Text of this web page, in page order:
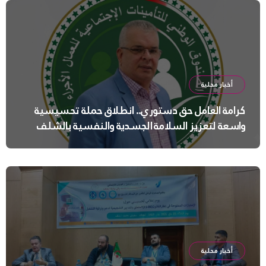
أخبار محلية
كرامة العامل حق دستوري.. انطلاق حملة تحسيسية
واسعة لتعزيز السلامة الجسدية والنفسية بالشلف
أخبار محلية